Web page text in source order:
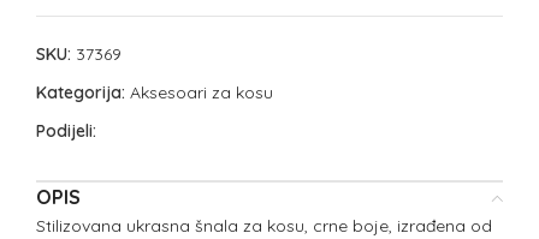
SKU: 37369
Kategorija: Aksesoari za kosu
Podijeli:
OPIS
Stilizovana ukrasna šnala za kosu, crne boje, izrađena od